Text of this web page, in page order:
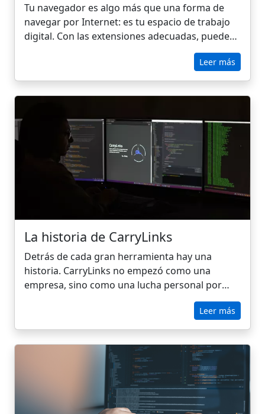
Tu navegador es algo más que una forma de
navegar por Internet: es tu espacio de trabajo
digital. Con las extensiones adecuadas, puedes
distracciones. Desde gestores de favoritos y
organizadores de pestañas hasta asistentes de
escritura y controladores de tiempo, las
centrarte en lo que más importa. En esta guía,
destacaremos las mejores extensiones de
navegador para la productividad y la gestión de
marcadores, incluida CarryLinks, nuestra mejor
elección para cualquiera que desee un control
total de sus marcadores, pestañas y flujo de
Leer más
La historia de CarryLinks
Detrás de cada gran herramienta hay una
historia. CarryLinks no empezó como una
empresa, sino como una lucha personal por
organizarse en Internet. Lo que empezó como
la frustración de un profesor y desarrollador
ante la dispersión de marcadores se ha
convertido en una potente plataforma creada
para simplificar, proteger y transformar la
forma en que gestionamos nuestros
Leer más